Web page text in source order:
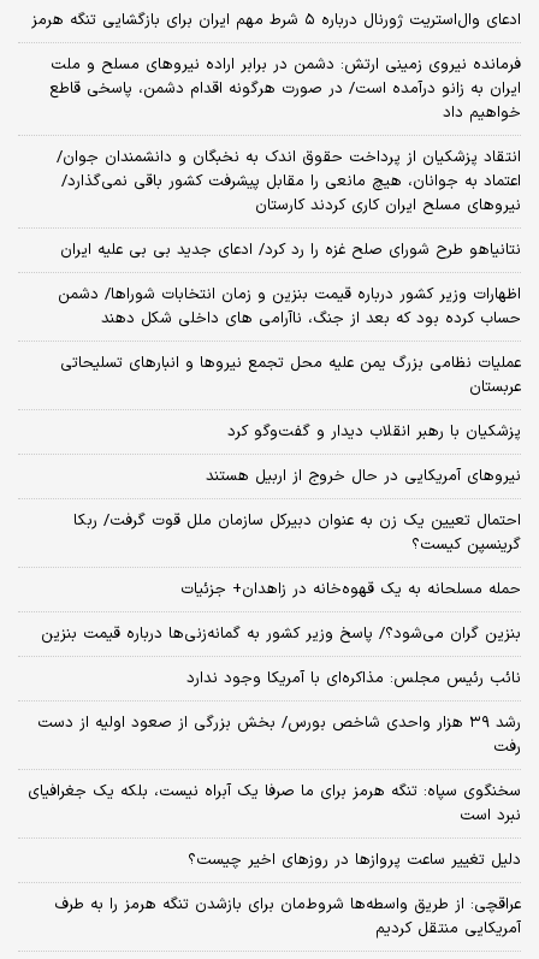
ادعای وال‌استریت ژورنال درباره ۵ شرط مهم ایران برای بازگشایی تنگه هرمز
فرمانده نیروی زمینی ارتش: دشمن در برابر اراده نیروهای مسلح و ملت
ایران به زانو درآمده است/ در صورت هرگونه اقدام دشمن، پاسخی قاطع
خواهیم داد
انتقاد پزشکیان از پرداخت حقوق اندک به نخبگان و دانشمندان جوان/
اعتماد به جوانان، هیچ مانعی را مقابل پیشرفت کشور باقی نمی‌گذارد/
نیروهای مسلح ایران کاری کردند کارستان
نتانیاهو طرح شورای صلح غزه را رد کرد/ ادعای جدید بی بی علیه ایران
اظهارات وزیر کشور درباره قیمت بنزین و زمان انتخابات شوراها/ دشمن
حساب کرده بود که بعد از جنگ، ناآرامی‌ های داخلی شکل دهند
عملیات نظامی بزرگ یمن علیه محل تجمع نیروها و انبارهای تسلیحاتی
عربستان
پزشکیان با رهبر انقلاب دیدار و گفت‌وگو کرد
نیروهای آمریکایی در حال خروج از اربیل هستند
احتمال تعیین یک زن به عنوان دبیرکل سازمان ملل قوت گرفت/ ربکا
گرینسپن کیست؟
حمله مسلحانه به یک قهوه‌خانه در زاهدان+ جزئیات
بنزین گران می‌شود؟/ پاسخ وزیر کشور به گمانه‌زنی‌ها درباره قیمت بنزین
نائب رئیس مجلس: مذاکره‌ای با آمریکا وجود ندارد
رشد ۳۹ هزار واحدی شاخص بورس/ بخش بزرگی از صعود اولیه از دست
رفت
سخنگوی سپاه: تنگه هرمز برای ما صرفا یک آبراه نیست، بلکه یک جغرافیای
نبرد است
دلیل تغییر ساعت پروازها در روزهای اخیر چیست؟
عراقچی: از طریق واسطه‌ها شروط‌مان برای بازشدن تنگه هرمز را به طرف
آمریکایی منتقل کردیم